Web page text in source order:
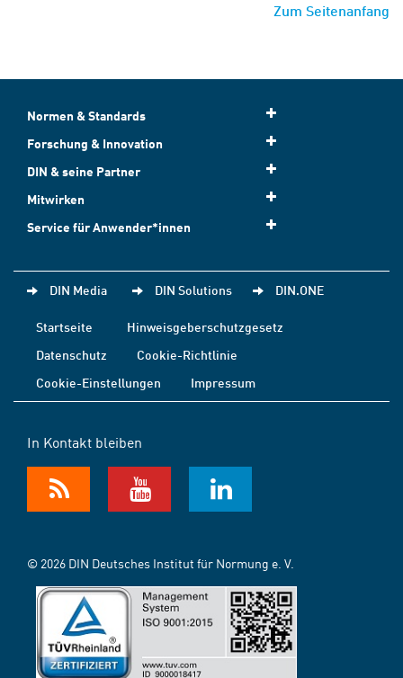
Zum Seitenanfang
Normen & Standards
Forschung & Innovation
DIN & seine Partner
Mitwirken
Service für Anwender*innen
DIN Media DIN Solutions DIN.ONE
Startseite
Hinweisgeberschutzgesetz
Datenschutz
Cookie-Richtlinie
Cookie-Einstellungen
Impressum
In Kontakt bleiben
© 2026 DIN Deutsches Institut für Normung e. V.